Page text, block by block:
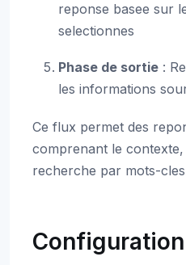
reponse basee sur
selectionnes
Phase de sortie :
les informations
Ce flux permet des
comprenant le
recherche par mots-